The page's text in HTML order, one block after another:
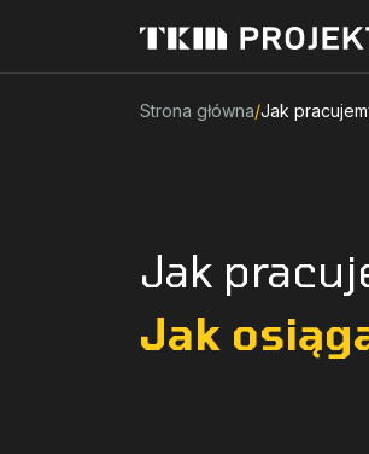
Strona główna/Jak
Jak
Jak